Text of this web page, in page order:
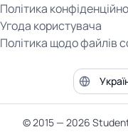
Політика
Угода користувача
Політика щодо файлів
Мова
© 2015 — 2026